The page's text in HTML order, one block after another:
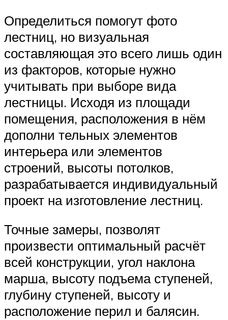
Определиться помогут фото
лестниц, но визуальная
составляющая это всего лишь один
из факторов, которые нужно
учитывать при выборе вида
лестницы. Исходя из площади
помещения, расположения в нём
дополни тельных элементов
интерьера или элементов
строений, высоты потолков,
разрабатывается индивидуальный
проект на изготовление лестниц.
Точные замеры, позволят
произвести оптимальный расчёт
всей конструкции, угол наклона
марша, высоту подъема ступеней,
глубину ступеней, высоту и
расположение перил и балясин.